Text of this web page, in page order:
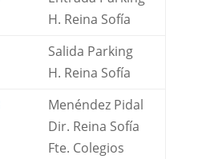
H. Reina Sofía
Salida Parking
H. Reina Sofía
Menéndez Pidal
Dir. Reina Sofía
Fte. Colegios